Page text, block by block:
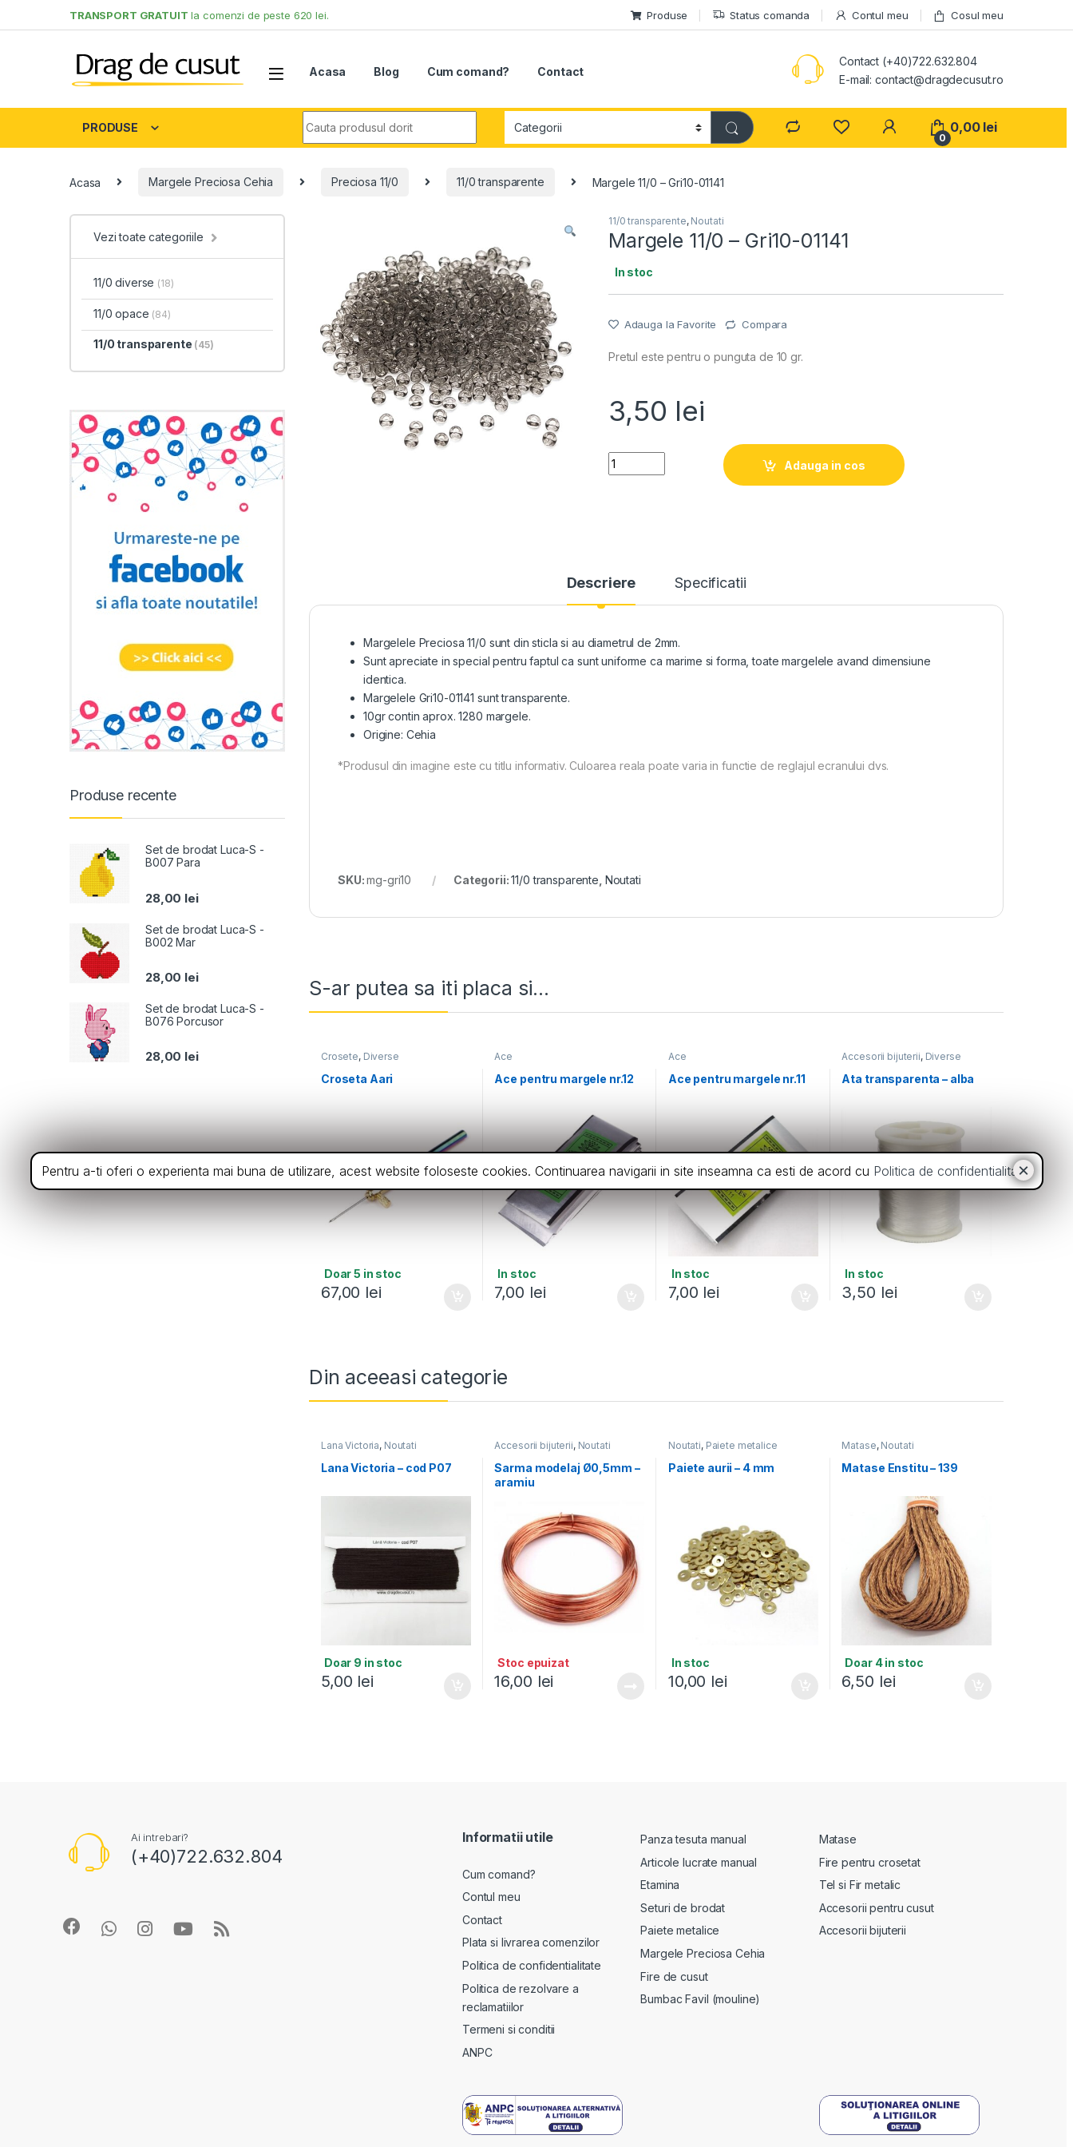
TRANSPORT GRATUIT la comenzi de peste 620 lei. Produse Status comanda Contul meu Cosul meu
Acasa Blog Cum comand? Contact
Contact (+40)722.632.804
E-mail: contact@dragdecusut.ro
PRODUSE
0
0,00 lei
Acasa Margele Preciosa Cehia Preciosa 11/0 11/0 transparente Margele 11/0 – Gri10-01141
11/0 transparente, Noutati
Margele 11/0 – Gri10-01141
In stoc
Adauga la Favorite Compara
Pretul este pentru o punguta de 10 gr.
3,50 lei
Quantity
Adauga in cos
Descriere Specificatii
Margelele Preciosa 11/0 sunt din sticla si au diametrul de 2mm.
Sunt apreciate in special pentru faptul ca sunt uniforme ca marime si forma, toate margelele avand dimensiune
identica.
Margelele Gri10-01141 sunt transparente.
10gr contin aprox. 1280 margele.
Origine: Cehia
*Produsul din imagine este cu titlu informativ. Culoarea reala poate varia in functie de reglajul ecranului dvs.
SKU:mg-gri10 Categorii:11/0 transparente Noutati
S-ar putea sa iti placa si...
Crosete, Diverse
Croseta Aari
Doar 5 in stoc
67,00 lei
Ace
Ace pentru margele nr.12
In stoc
7,00 lei
Ace
Ace pentru margele nr.11
In stoc
7,00 lei
Accesorii bijuterii, Diverse
Ata transparenta – alba
In stoc
3,50 lei
Din aceeasi categorie
Lana Victoria, Noutati
Lana Victoria – cod P07
Doar 9 in stoc
5,00 lei
Accesorii bijuterii, Noutati
Sarma modelaj Ø0,5mm –
aramiu
Stoc epuizat
16,00 lei
Noutati, Paiete metalice
Paiete aurii – 4 mm
In stoc
10,00 lei
Matase, Noutati
Matase Enstitu – 139
Doar 4 in stoc
6,50 lei
Vezi toate categoriile
11/0 diverse (18)
11/0 opace (84)
11/0 transparente (45)
Produse recente
Set de brodat Luca-S -
B007 Para
28,00 lei
Set de brodat Luca-S -
B002 Mar
28,00 lei
Set de brodat Luca-S -
B076 Porcusor
28,00 lei
Ai intrebari?
(+40)722.632.804
Informatii utile
Cum comand?
Contul meu
Contact
Plata si livrarea comenzilor
Politica de confidentialitate
Politica de rezolvare a
reclamatiilor
Termeni si conditii
ANPC
Panza tesuta manual
Articole lucrate manual
Etamina
Seturi de brodat
Paiete metalice
Margele Preciosa Cehia
Fire de cusut
Bumbac Favil (mouline)
Matase
Fire pentru crosetat
Tel si Fir metalic
Accesorii pentru cusut
Accesorii bijuterii
Pentru a-ti oferi o experienta mai buna de utilizare, acest website foloseste cookies. Continuarea navigarii in site inseamna ca esti de acord cu Politica de confidentialitate